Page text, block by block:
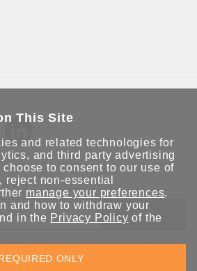
ょう！
送信
新アップデートにサインアップしま
ーを尊重しており、メールを他の人と
This Site
and related technologies for
and third party advertising
choose to consent to our use of
non-essential
manage your preferences.
and how to withdraw your
in the Privacy Policy of the
ONLY